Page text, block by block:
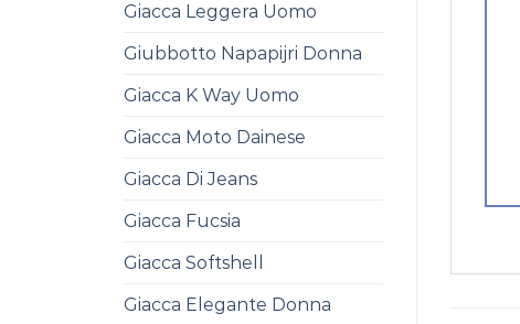
Giacca Leggera Uomo
Giubbotto Napapijri Donna
Giacca K Way Uomo
Giacca Moto Dainese
Giacca Di Jeans
Giacca Fucsia
Giacca Softshell
Giacca Elegante Donna